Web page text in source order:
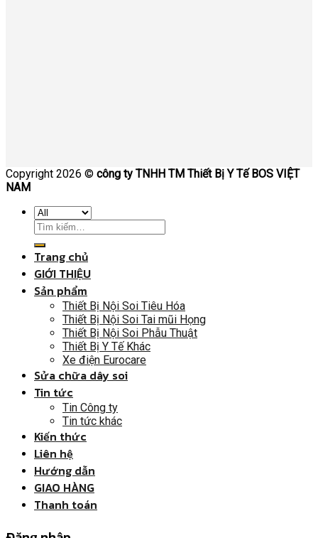
Copyright 2026 © công ty TNHH TM Thiết Bị Y Tế BOS VIỆT
NAM
Trang chủ
GIỚI THIỆU
Sản phẩm
Thiết Bị Nội Soi Tiêu Hóa
Thiết Bị Nội Soi Tai mũi Họng
Thiết Bị Nội Soi Phẫu Thuật
Thiết Bị Y Tế Khác
Xe điện Eurocare
Sửa chữa dây soi
Tin tức
Tin Công ty
Tin tức khác
Kiến thức
Liên hệ
Hướng dẫn
GIAO HÀNG
Thanh toán